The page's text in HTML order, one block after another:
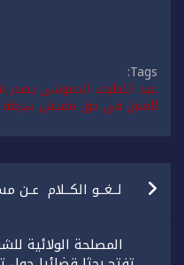
Tags:
عبد اللطيف الحموشي يصدر
العمل في حق مفتش شرطة
تصفّح
المقالاتلــغــو الكــلام
المصلحة الولائية